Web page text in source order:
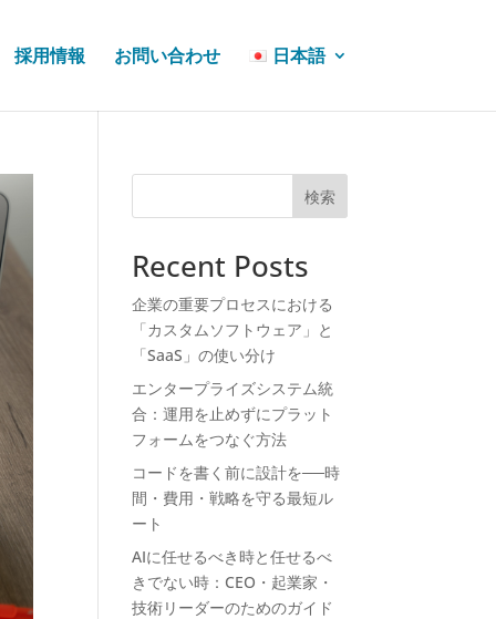
採用情報 お問い合わせ 日本語
検索
Recent Posts
企業の重要プロセスにおける
「カスタムソフトウェア」と
「SaaS」の使い分け
エンタープライズシステム統
合：運用を止めずにプラット
フォームをつなぐ方法
コードを書く前に設計を──時
間・費用・戦略を守る最短ル
ート
AIに任せるべき時と任せるべ
きでない時：CEO・起業家・
技術リーダーのためのガイド